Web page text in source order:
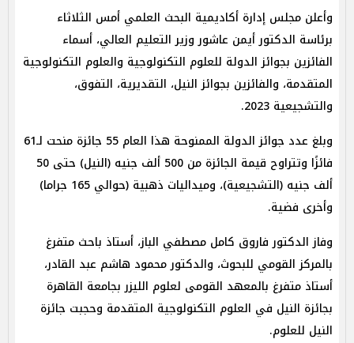
وأعلن مجلس إدارة أكاديمية البحث العلمي أمس الثلاثاء
برئاسة الدكتور أيمن عاشور وزير التعليم العالي، أسماء
الفائزين بجوائز الدولة للعلوم التكنولوجية والعلوم التكنولوجية
المتقدمة، والفائزين بجوائز النيل، التقديرية، التفوق،
والتشجيعية 2023.
وبلغ عدد جوائز الدولة الممنوحة هذا العام 55 جائزة منحت لـ61
فائزًا وتتراوح قيمة الجائزة من 500 ألف جنيه (النيل) حتى 50
ألف جنيه (التشجيعية)، وميداليات ذهبية (حوالي 165 جراما)
وأخرى فضية.
وفاز الدكتور فاروق كامل مصطفي الباز، أستاذ باحث متفرغ
بالمركز القومي للبحوث، والدكتور محمود هاشم عبد القادر،
أستاذ متفرغ بالمعهد القومى لعلوم الليزر بجامعة القاهرة
بجائزة النيل في العلوم التكنولوجية المتقدمة وحجبت جائزة
النيل للعلوم.